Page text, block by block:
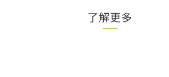
了解更多